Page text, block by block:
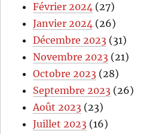
Février 2024 (27)
Janvier 2024 (26)
Décembre 2023 (31)
Novembre 2023 (21)
Octobre 2023 (28)
Septembre 2023 (26)
Août 2023 (23)
Juillet 2023 (16)